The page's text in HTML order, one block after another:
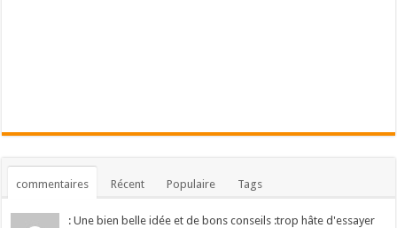
commentaires Récent Populaire Tags
: Une bien belle idée et de bons conseils :trop hâte d'essayer